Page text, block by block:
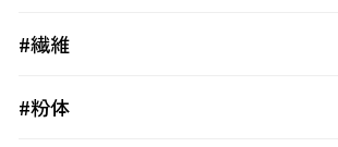
#繊維
#粉体